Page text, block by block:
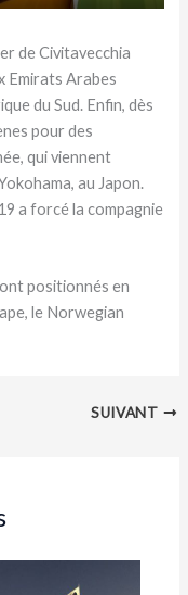
de Civitavecchia
Emirats Arabes
du Sud. Enfin, dès
pour des
qui viennent
au Japon.
a forcé la compagnie
positionnés en
le Norwegian
SUIVANT